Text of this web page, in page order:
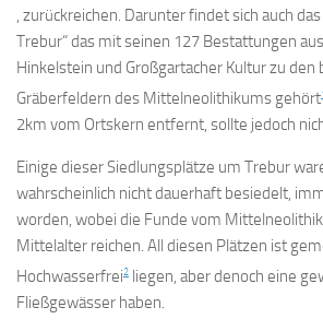
, zurückreichen. Darunter findet sich auch
Trebur“ das mit seinen 127 Bestattungen
Hinkelstein und Großgartacher Kultur zu
Gräberfeldern des Mittelneolithikums gehört
2km vom Ortskern entfernt, sollte jedoch
Einige dieser Siedlungsplätze um Trebur
wahrscheinlich nicht dauerhaft besiedelt,
worden, wobei die Funde vom
Mittelalter reichen. All diesen Plätzen ist
Hochwasserfrei2 liegen, aber denoch eine
Fließgewässer haben.